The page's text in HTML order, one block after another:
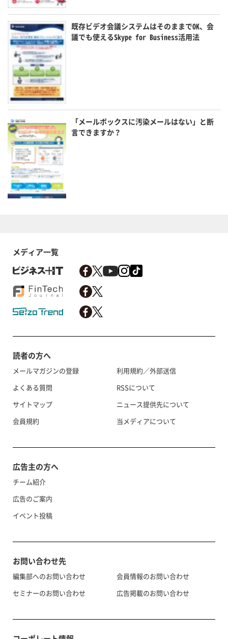
既存ビデオ会議システムはそのままでOK、会
議でも使えるSkype for Business活用法
「メールボックスに汚染メールはない」と断
言できますか？
メディア一覧
読者の方へ
メールマガジンの登録
よくある質問
サイトマップ
会員規約
利用規約／外部送信
RSSについて
ニュース提供先について
当メディアについて
広告主の方へ
チーム紹介
広告のご案内
イベント投稿
お問い合わせ先
編集部へのお問い合わせ
セミナーのお問い合わせ
会員情報のお問い合わせ
広告掲載のお問い合わせ